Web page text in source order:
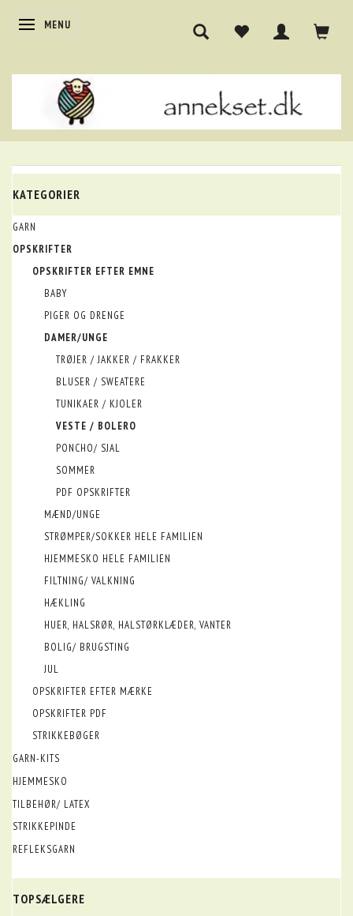
SKIFTE NAVIGATION
MENU
KATEGORIER
GARN
OPSKRIFTER
OPSKRIFTER EFTER EMNE
BABY
PIGER OG DRENGE
DAMER/UNGE
TRØJER / JAKKER / FRAKKER
BLUSER / SWEATERE
TUNIKAER / KJOLER
VESTE / BOLERO
PONCHO/ SJAL
SOMMER
PDF OPSKRIFTER
MÆND/UNGE
STRØMPER/SOKKER HELE FAMILIEN
HJEMMESKO HELE FAMILIEN
FILTNING/ VALKNING
HÆKLING
HUER, HALSRØR, HALSTØRKLÆDER, VANTER
BOLIG/ BRUGSTING
JUL
OPSKRIFTER EFTER MÆRKE
OPSKRIFTER PDF
STRIKKEBØGER
GARN-KITS
HJEMMESKO
TILBEHØR/ LATEX
STRIKKEPINDE
REFLEKSGARN
TOPSÆLGERE